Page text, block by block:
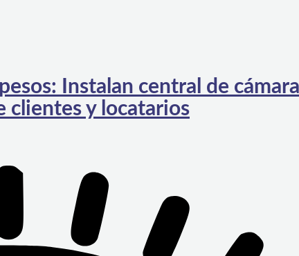
Instalan central de
clientes y locatarios